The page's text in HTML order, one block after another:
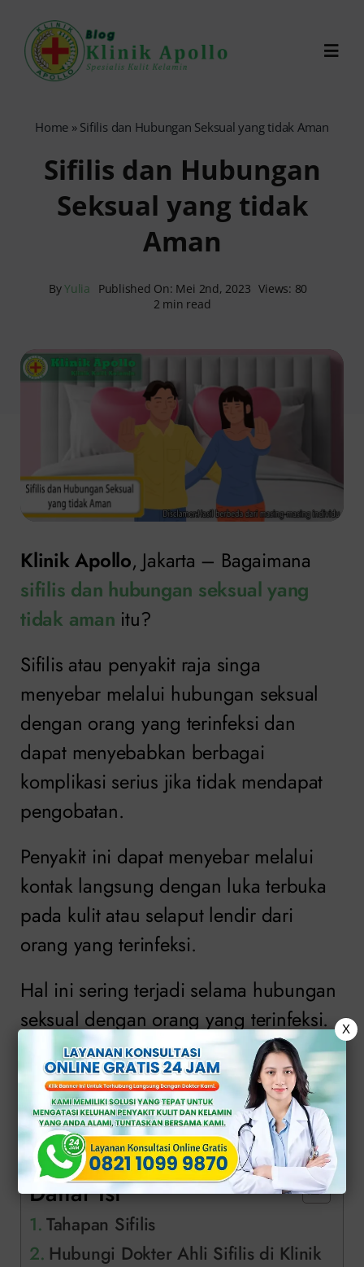
content
0821-1099-9870
Home » Sifilis dan Hubungan Seksual yang tidak Aman
Sifilis dan Hubungan
Seksual yang tidak
Aman
ByYulia Published On: Mei 2nd, 2023 Views: 80
2 min read
Klinik Apollo, Jakarta – Bagaimana
sifilis dan hubungan seksual yang
tidak aman itu?
Sifilis atau penyakit raja singa
menyebar melalui hubungan seksual
dengan orang yang terinfeksi dan
dapat menyebabkan berbagai
komplikasi serius jika tidak mendapat
pengobatan.
Penyakit ini dapat menyebar melalui
kontak langsung dengan luka terbuka
pada kulit atau selaput lendir dari
orang yang terinfeksi.
Hal ini sering terjadi selama hubungan
seksual dengan orang yang terinfeksi.
Penyebarannya juga dapat terjadi
melalui penggunaan jarum suntik yang
terkontaminasi atau melalui transfusi
darah yang terkontaminasi.
Daftar Isi
Tahapan Sifilis
Hubungi Dokter Ahli Sifilis di Klinik
X